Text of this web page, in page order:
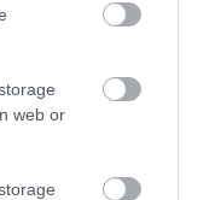
web or